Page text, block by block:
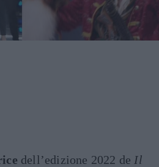
dell’edizione 2022 de Il